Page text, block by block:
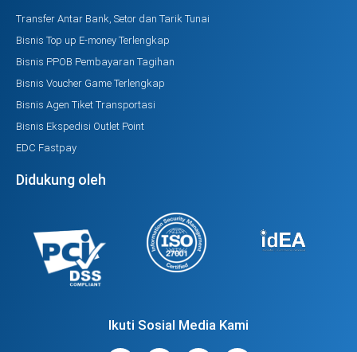
Transfer Antar Bank, Setor dan Tarik Tunai
Bisnis Top up E-money Terlengkap
Bisnis PPOB Pembayaran Tagihan
Bisnis Voucher Game Terlengkap
Bisnis Agen Tiket Transportasi
Bisnis Ekspedisi Outlet Point
EDC Fastpay
Didukung oleh
Ikuti Sosial Media Kami